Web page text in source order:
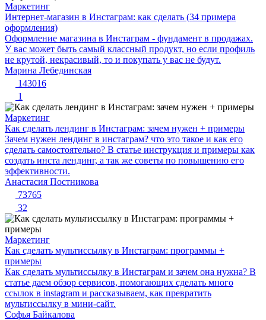
Маркетинг
Интернет-магазин в Инстаграм: как сделать (34 примера
оформления)
Оформление магазина в Инстаграм - фундамент в продажах.
У вас может быть самый классный продукт, но если профиль
не крутой, некрасивый, то и покупать у вас не будут.
Марина Лебединская
143016
1
Маркетинг
Как сделать лендинг в Инстаграм: зачем нужен + примеры
Зачем нужен лендинг в инстаграм? что это такое и как его
сделать самостоятельно? В статье инструкция и примеры как
создать инста лендинг, а так же советы по повышению его
эффективности.
Анастасия Постникова
73765
32
Маркетинг
Как сделать мультиссылку в Инстаграм: программы +
примеры
Как сделать мультиссылку в Инстаграм и зачем она нужна? В
статье даем обзор сервисов, помогающих сделать много
ссылок в instagram и рассказываем, как превратить
мультиссылку в мини-сайт.
Софья Байкалова